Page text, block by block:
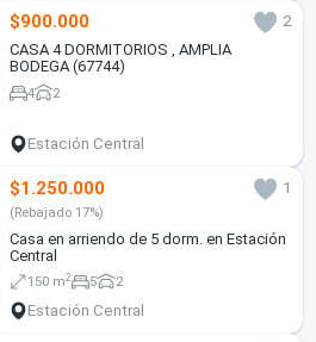
$900.000
2
CASA 4 DORMITORIOS , AMPLIA
BODEGA (67744)
4 2
Estación Central
$1.250.000 1
(Rebajado 17%)
Casa en arriendo de 5 dorm. en Estación
Central
150 m2 5 2
Estación Central